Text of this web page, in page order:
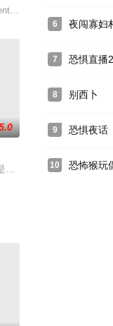
·莱昂纳蒂
on
室，由于
下所流行的女主播大军
6 夜闯寡妇
7 恐惧直播
8 别西卜
9 恐惧夜话
10 恐怖猴玩